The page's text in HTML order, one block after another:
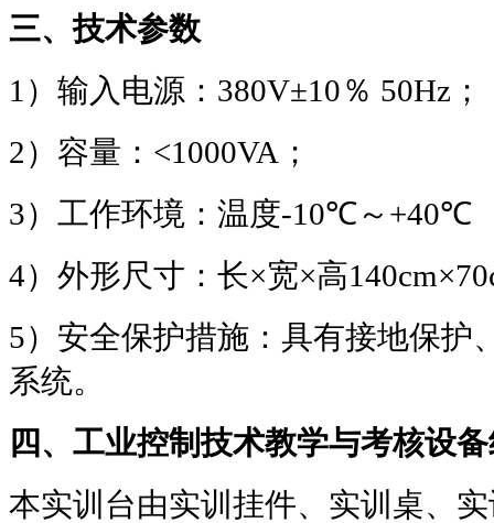
三、技术参数
1 ）输入电源： 380V±10％ 50Hz ；
2）容量： <1000VA ；
3）工作环境：温度-10℃～ +40℃
4）外形尺寸：长×宽×高
5）安全保护措施：具有接地保护
系统。
四、工业控制技术教学与考核设
本实训台由实训挂件、实训桌、